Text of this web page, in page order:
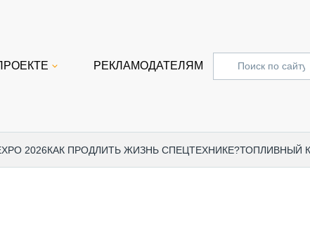
РЕКЛАМОДАТЕЛЯМ
2026КАК ПРОДЛИТЬ ЖИЗНЬ СПЕЦТЕХНИКЕ?ТОПЛИВНЫЙ